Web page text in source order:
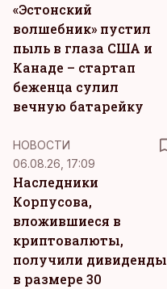
«Эстонский
волшебник» пустил
пыль в глаза США и
Канаде – стартап
беженца сулил
вечную батарейку
НОВОСТИ
06.08.26, 17:09
Наследники
Корпусова,
вложившиеся в
криптовалюты,
получили дивиденды
в размере 30